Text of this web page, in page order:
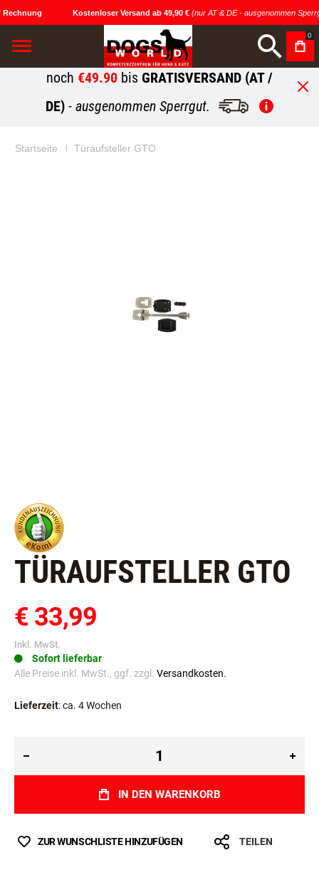
Kostenloser Versand ab 49,90 €(nur AT & DE - ausgenommen
0
noch €49.90 bis GRATISVERSAND (AT /
DE) - ausgenommen Sperrgut.
Startseite Türaufsteller GTO
TÜRAUFSTELLER GTO
€ 33,99
Inkl. MwSt.
Sofort lieferbar
Alle Preise inkl. MwSt., ggf. zzgl. Versandkosten.
Lieferzeit: ca. 4 Wochen
IN DEN WARENKORB
ZUR WUNSCHLISTE HINZUFÜGEN TEILEN